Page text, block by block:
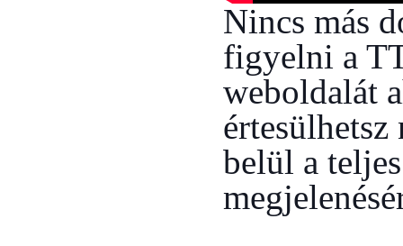
Nincs más
figyelni a
weboldalát
értesülhetsz
belül a